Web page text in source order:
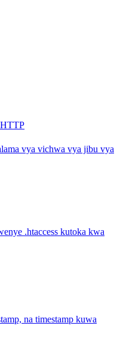
vya vichwa vya jibu vya
.htaccess kutoka kwa
na timestamp kuwa